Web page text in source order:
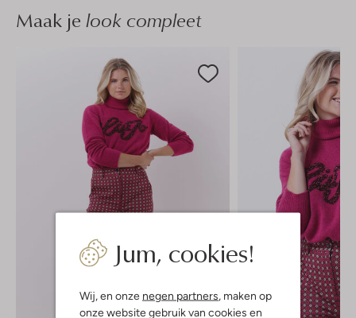
Jum, cookies!
Wij, en onze negen partners, maken op
onze website gebruik van cookies en
Maak je look compleet